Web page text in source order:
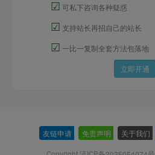
☑ 可私下咨询各种疑惑
☑ 支持站长再招自己的站长
☑ 一比一复制全套方法包落地
立即开通
友链申请 免责声明 关于我们